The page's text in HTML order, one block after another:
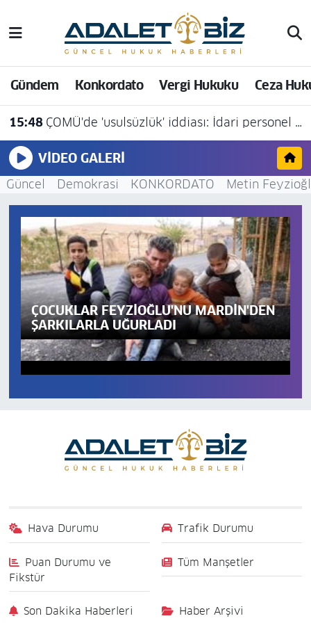
Gündem Konkordato Vergi Hukuku Ceza
15:48 ÇOMÜ'de 'usulsüzlük' iddiası: İdari personel açığa alındı
VIDEO GALERI
Güncel Demokrasi KONKORDATO Metin
ÇOCUKLAR FEYZİOĞLU'NU MARDİN'DEN
ŞARKILARLA UĞURLADI
Hava Durumu Trafik Durumu
Puan Durumu ve
Fikstür
Tüm Manşetler
Son Dakika Haberleri Haber Arşivi
Hava Durumu
Trafik Durumu
Süper Lig Puan Durumu ve Fikstür
Tüm Manşetler
Haber Arşivi